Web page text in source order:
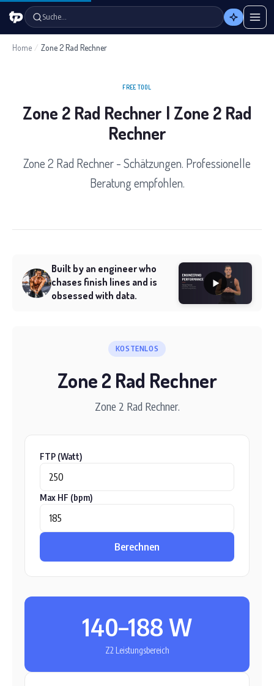
Suche…
Home / Zone 2 Rad Rechner
FREE TOOL
Zone 2 Rad Rechner | Zone 2 Rad
Rechner
Zone 2 Rad Rechner - Schätzungen. Professionelle
Beratung empfohlen.
Built by an engineer who
chases finish lines and is
obsessed with data.
KOSTENLOS
Zone 2 Rad Rechner
Zone 2 Rad Rechner.
FTP (Watt)
Max HF (bpm)
Berechnen
140–188 W
Z2 Leistungsbereich